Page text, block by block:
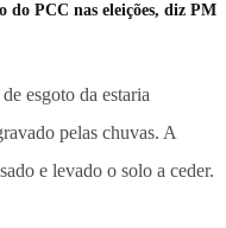
do PCC nas eleições, diz PM
esgoto da estaria
pelas chuvas. A
e levado o solo a ceder.